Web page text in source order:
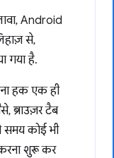
Android
से,
गया है.
हक एक ही
ब्राउज़र टैब
कोई भी
शुरू कर